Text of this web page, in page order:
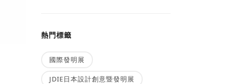
熱門標籤
國際發明展
JDIE日本設計創意暨發明展